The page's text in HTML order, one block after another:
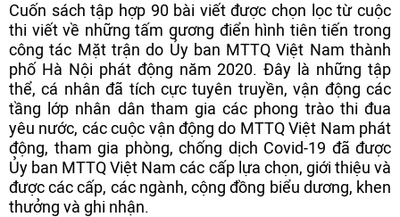
Cuốn sách tập hợp 90 bài viết được chọn lọc từ cuộc
thi viết về những tấm gương điển hình tiên tiến trong
công tác Mặt trận do Ủy ban MTTQ Việt Nam thành
phố Hà Nội phát động năm 2020. Đây là những tập
thể, cá nhân đã tích cực tuyên truyền, vận động các
tầng lớp nhân dân tham gia các phong trào thi đua
yêu nước, các cuộc vận động do MTTQ Việt Nam phát
động, tham gia phòng, chống dịch Covid-19 đã được
Ủy ban MTTQ Việt Nam các cấp lựa chọn, giới thiệu và
được các cấp, các ngành, cộng đồng biểu dương, khen
thưởng và ghi nhận.